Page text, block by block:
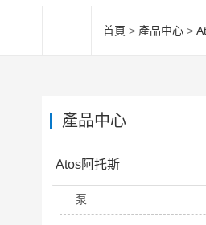
首頁 > 產品中心 >
產品中心
Atos阿托斯
泵